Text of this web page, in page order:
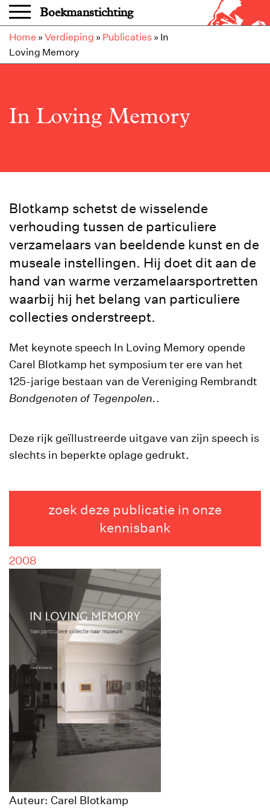
Overslaan en naar de inhoud gaan
Boekmanstichting
Home » Verdieping » Publicaties » In
Loving Memory
In Loving Memory
Blotkamp schetst de wisselende
verhouding tussen de particuliere
verzamelaars van beeldende kunst en de
museale instellingen. Hij doet dit aan de
hand van warme verzamelaarsportretten
waarbij hij het belang van particuliere
collecties onderstreept.
Met keynote speech In Loving Memory opende
Carel Blotkamp het symposium ter ere van het
125-jarige bestaan van de Vereniging Rembrandt
Bondgenoten of Tegenpolen..
Deze rijk geïllustreerde uitgave van zijn speech is
slechts in beperkte oplage gedrukt.
zoek deze publicatie in onze
kennisbank
2008
Auteur: Carel Blotkamp